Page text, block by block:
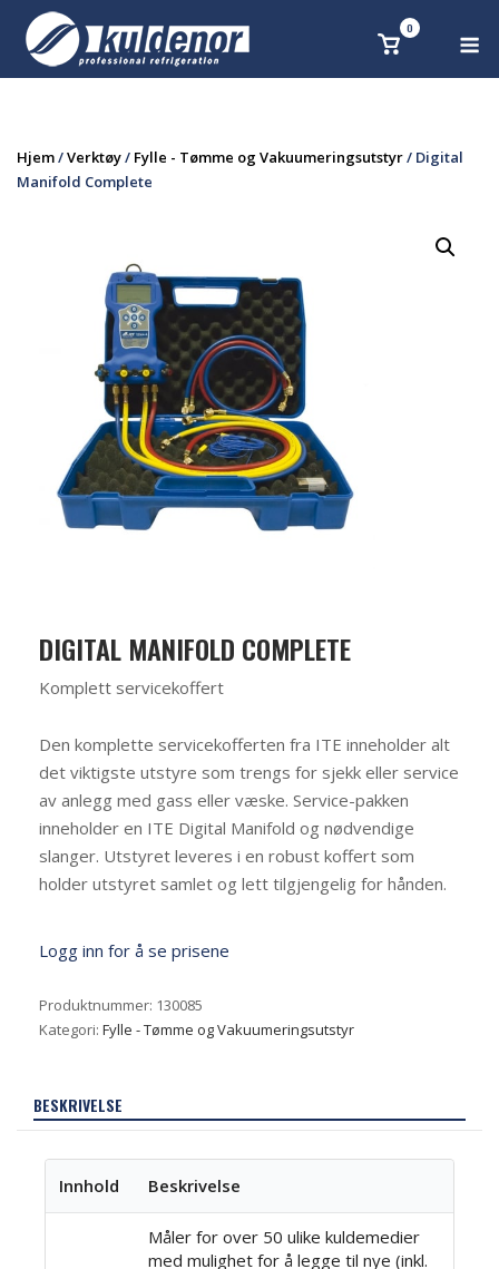
content
Se 0
Hjem/Verktøy/ Fylle - Tømme og Vakuumeringsutstyr/ Digital
Manifold Complete
DIGITAL MANIFOLD COMPLETE
Komplett servicekoffert
Den komplette servicekofferten fra ITE inneholder alt
det viktigste utstyre som trengs for sjekk eller service
av anlegg med gass eller væske. Service-pakken
inneholder en ITE Digital Manifold og nødvendige
slanger. Utstyret leveres i en robust koffert som
holder utstyret samlet og lett tilgjengelig for hånden.
Logg inn for å se prisene
Produktnummer: 130085
Kategori: Fylle - Tømme og Vakuumeringsutstyr
BESKRIVELSE
Innhold Beskrivelse
Måler for over 50 ulike kuldemedier
med mulighet for å legge til nye (inkl.